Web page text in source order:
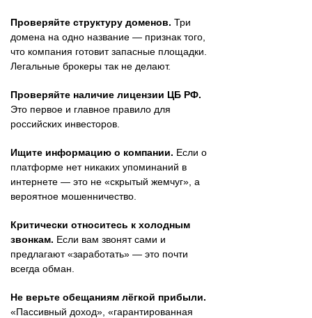
Проверяйте структуру доменов. Три
домена на одно название — признак того,
что компания готовит запасные площадки.
Легальные брокеры так не делают.
Проверяйте наличие лицензии ЦБ РФ.
Это первое и главное правило для
российских инвесторов.
Ищите информацию о компании. Если о
платформе нет никаких упоминаний в
интернете — это не «скрытый жемчуг», а
вероятное мошенничество.
Критически относитесь к холодным
звонкам. Если вам звонят сами и
предлагают «заработать» — это почти
всегда обман.
Не верьте обещаниям лёгкой прибыли.
«Пассивный доход», «гарантированная